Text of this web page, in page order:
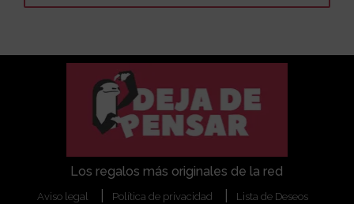
Los regalos más originales de la red
Aviso legal Política de privacidad Lista de Deseos